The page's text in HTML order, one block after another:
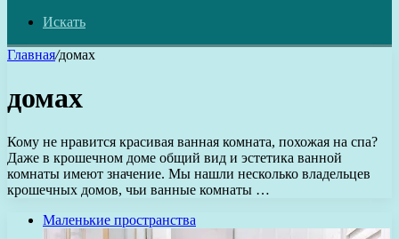
Искать
Главная/домах
домах
Кому не нравится красивая ванная комната, похожая на спа?
Даже в крошечном доме общий вид и эстетика ванной
комнаты имеют значение. Мы нашли несколько владельцев
крошечных домов, чьи ванные комнаты …
Маленькие пространства